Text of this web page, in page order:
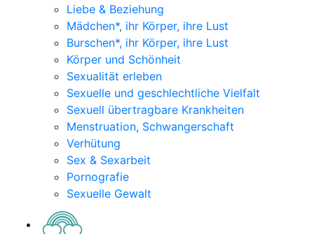
Liebe & Beziehung
Mädchen*, ihr Körper, ihre Lust
Burschen*, ihr Körper, ihre Lust
Körper und Schönheit
Sexualität erleben
Sexuelle und geschlechtliche Vielfalt
Sexuell übertragbare Krankheiten
Menstruation, Schwangerschaft
Verhütung
Sex & Sexarbeit
Pornografie
Sexuelle Gewalt